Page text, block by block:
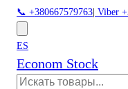
📞 +380667579763 Viber
ES
Econom Stock